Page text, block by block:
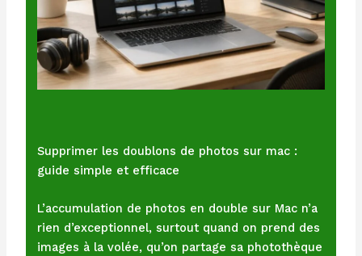
Supprimer les doublons de photos sur mac :
guide simple et efficace
L’accumulation de photos en double sur Mac n’a
rien d’exceptionnel, surtout quand on prend des
images à la volée, qu’on partage sa photothèque